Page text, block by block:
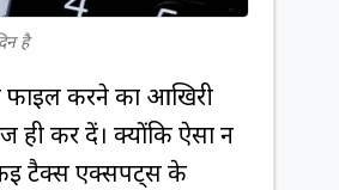
है
फाइल करने का आखिरी
कर दें। क्योंकि ऐसा न
टैक्स एक्सपर्ट्स के